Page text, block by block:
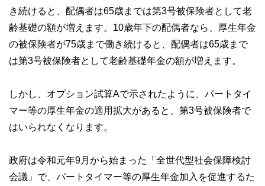
き続けると、配偶者は65歳までは第3号被保険者として老
齢基礎の額が増えます。10歳年下の配偶者なら、厚生年金
の被保険者が75歳まで働き続けると、配偶者は65歳まで
は第3号被保険者として老齢基礎年金の額が増えます。
しかし、オプション試算Aで示されたように、パートタイ
マー等の厚生年金の適用拡大があると、第3号被保険者で
はいられなくなります。
政府は令和元年9月から始まった「全世代型社会保障検討
会議」で、パートタイマー等の厚生年金加入を促進するた